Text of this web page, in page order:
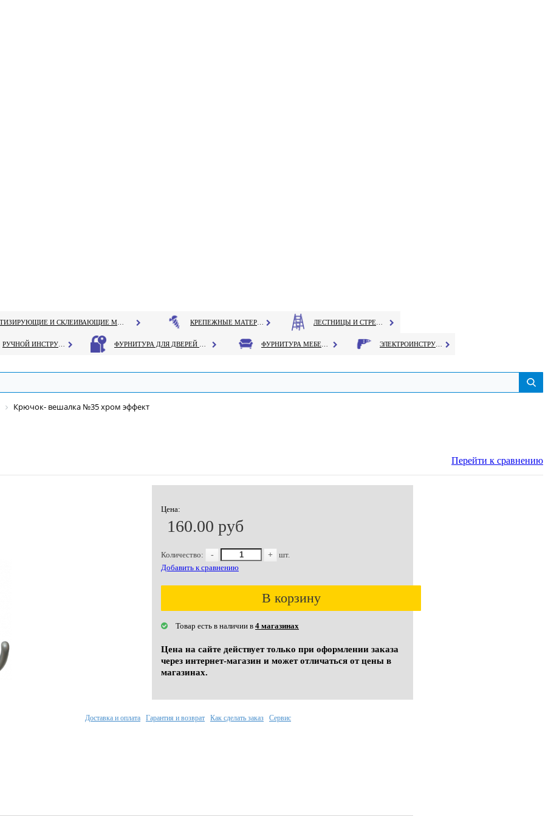
Крючок- вешалка №35 хром эффект
Перейти к сравнению
Цена:
160.00 руб
Количество: - +
шт.
Добавить к сравнению
В корзину
Товар есть в наличии в 4 магазинах
Цена на сайте действует только при оформлении заказа
через интернет-магазин и может отличаться от цены в
магазинах.
Доставка и оплата Гарантия и возврат Как сделать заказ Сервис